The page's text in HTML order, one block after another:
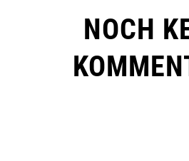
NOCH